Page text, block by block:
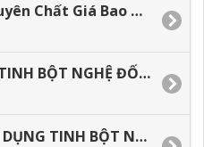
Mật Ong Nguyên Chất Giá Bao Nhiêu 1 LÍT
LỢI ÍCH CỦA TINH BỘT NGHỆ ĐỐI VỚI SỨC KHỎE
HƯỚNG DẪN DỤNG TINH BỘT NGHỆ HIỆU QUẢ TỐT NHẤT